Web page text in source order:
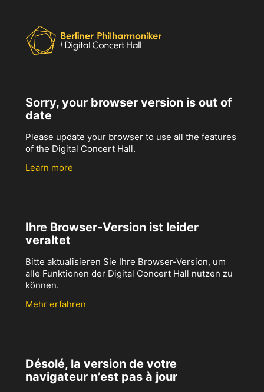
Sorry, your browser version is out of
date
Please update your browser to use all the features
of the Digital Concert Hall.
Learn more
Ihre Browser-Version ist leider
veraltet
Bitte aktualisieren Sie Ihre Browser-Version, um
alle Funktionen der Digital Concert Hall nutzen zu
können.
Mehr erfahren
Désolé, la version de votre
navigateur n’est pas à jour